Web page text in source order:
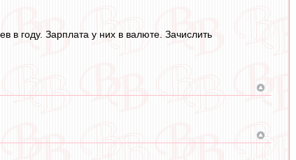
в году. Зарплата у них в валюте. Зачислить